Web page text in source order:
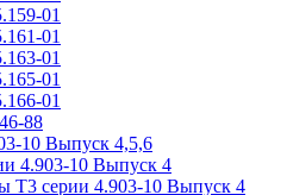
01
01
01
01
01
88
10 Выпуск 4,5,6
4.903-10 Выпуск 4
Т3 серии 4.903-10 Выпуск 4